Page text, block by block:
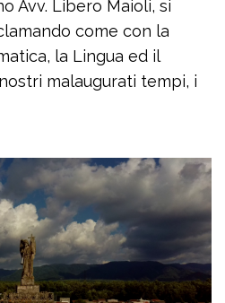
Avv. Libero Maioli, si
come con la
la Lingua ed il
malaugurati tempi, i